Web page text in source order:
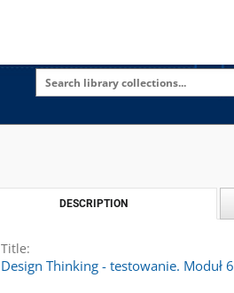
DESCRIPTION
Title:
Design Thinking - testowanie. Moduł 6